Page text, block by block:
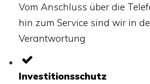
Vom Anschluss über die
hin zum Service sind wir in
Verantwortung
Investitionsschutz